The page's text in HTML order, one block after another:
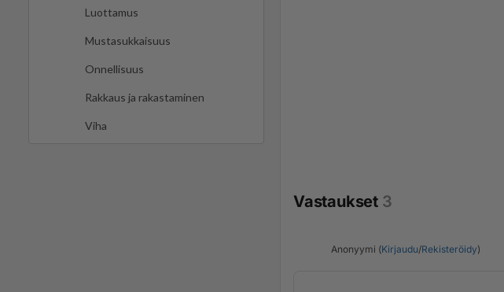
Luottamus
Mustasukkaisuus
Onnellisuus
Rakkaus ja rakastaminen
Viha
Vastaukset 3
Anonyymi (Kirjaudu/Rekisteröidy)